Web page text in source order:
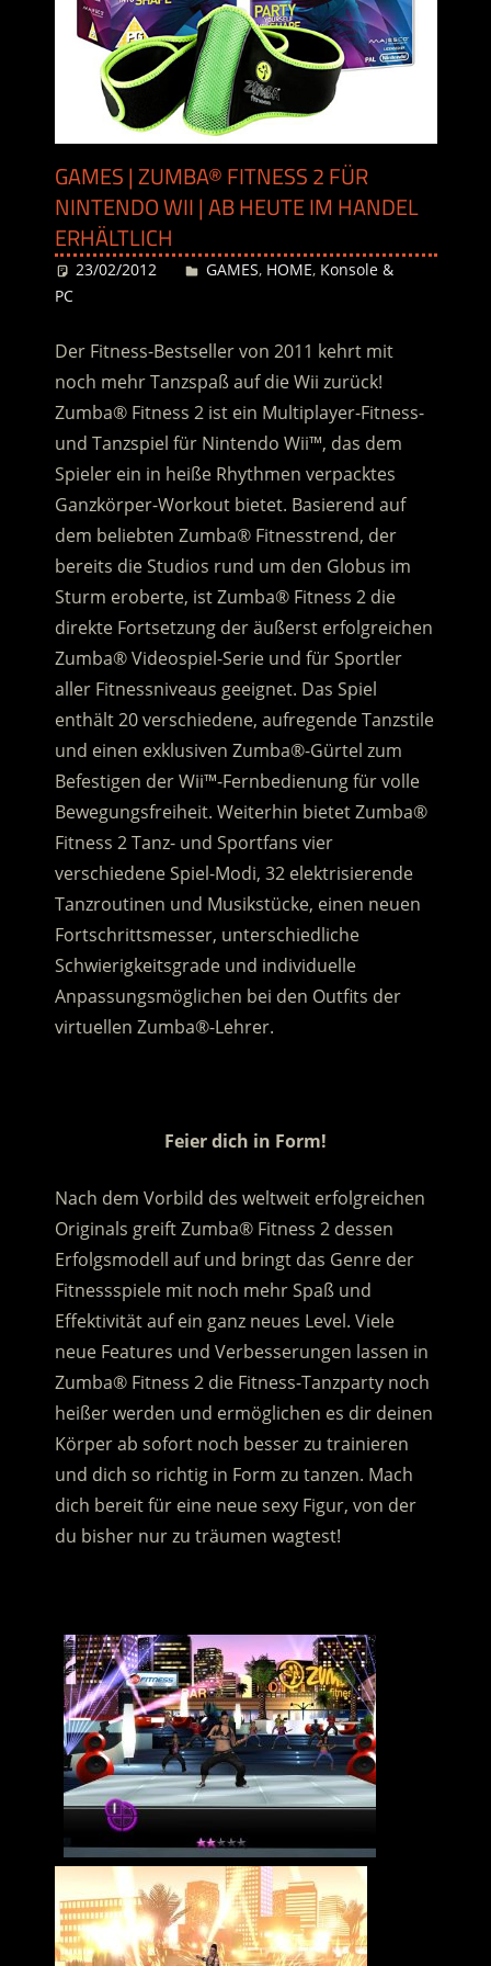
GAMES | ZUMBA® FITNESS 2 FÜR
NINTENDO WII | AB HEUTE IM HANDEL
ERHÄLTLICH
23/02/2012 Desiree
GAMES, HOME, Konsole &
PC
Der Fitness-Bestseller von 2011 kehrt mit
noch mehr Tanzspaß auf die Wii zurück!
Zumba® Fitness 2 ist ein Multiplayer-Fitness-
und Tanzspiel für Nintendo Wii™, das dem
Spieler ein in heiße Rhythmen verpacktes
Ganzkörper-Workout bietet. Basierend auf
dem beliebten Zumba® Fitnesstrend, der
bereits die Studios rund um den Globus im
Sturm eroberte, ist Zumba® Fitness 2 die
direkte Fortsetzung der äußerst erfolgreichen
Zumba® Videospiel-Serie und für Sportler
aller Fitnessniveaus geeignet. Das Spiel
enthält 20 verschiedene, aufregende Tanzstile
und einen exklusiven Zumba®-Gürtel zum
Befestigen der Wii™-Fernbedienung für volle
Bewegungsfreiheit. Weiterhin bietet Zumba®
Fitness 2 Tanz- und Sportfans vier
verschiedene Spiel-Modi, 32 elektrisierende
Tanzroutinen und Musikstücke, einen neuen
Fortschrittsmesser, unterschiedliche
Schwierigkeitsgrade und individuelle
Anpassungsmöglichen bei den Outfits der
virtuellen Zumba®-Lehrer.
Feier dich in Form!
Nach dem Vorbild des weltweit erfolgreichen
Originals greift Zumba® Fitness 2 dessen
Erfolgsmodell auf und bringt das Genre der
Fitnessspiele mit noch mehr Spaß und
Effektivität auf ein ganz neues Level. Viele
neue Features und Verbesserungen lassen in
Zumba® Fitness 2 die Fitness-Tanzparty noch
heißer werden und ermöglichen es dir deinen
Körper ab sofort noch besser zu trainieren
und dich so richtig in Form zu tanzen. Mach
dich bereit für eine neue sexy Figur, von der
du bisher nur zu träumen wagtest!
…